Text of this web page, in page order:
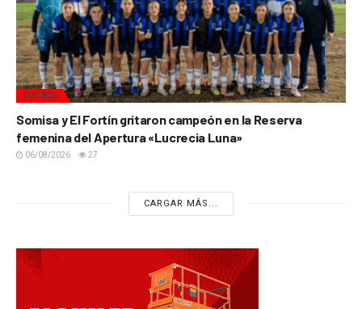
FÚTBOL
Somisa y El Fortín gritaron campeón en la Reserva
femenina del Apertura «Lucrecia Luna»
06/08/2026 27
CARGAR MÁS...